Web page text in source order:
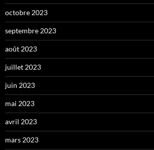
octobre 2023
septembre 2023
août 2023
juillet 2023
juin 2023
mai 2023
avril 2023
mars 2023